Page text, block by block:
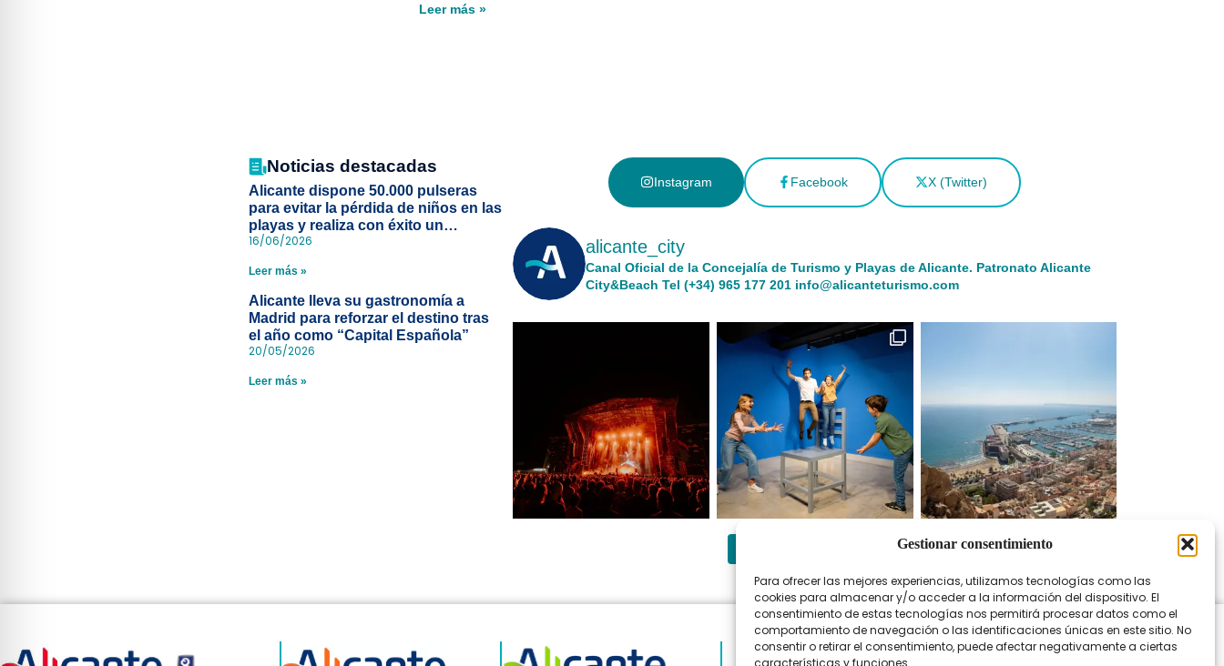
Gestionar consentimiento
Para ofrecer las mejores experiencias, utilizamos tecnologías como las
cookies para almacenar y/o acceder a la información del dispositivo. El
consentimiento de estas tecnologías nos permitirá procesar datos como el
comportamiento de navegación o las identificaciones únicas en este sitio. No
consentir o retirar el consentimiento, puede afectar negativamente a ciertas
características y funciones.
Leer más »
Noticias destacadas
Alicante dispone 50.000 pulseras
para evitar la pérdida de niños en las
playas y realiza con éxito un
simulacro de socorrismo
16/06/2026
Leer más »
Alicante lleva su gastronomía a
Madrid para reforzar el destino tras
el año como “Capital Española”
20/05/2026
Leer más »
Instagram Facebook X (Twitter)
alicante_city
Canal Oficial de la Concejalía de Turismo y Playas de Alicante. Patronato Alicante
City&Beach Tel (+34) 965 177 201info@alicanteturismo.com